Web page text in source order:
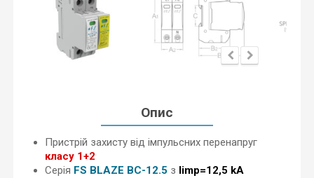
Опис
Пристрій захисту від імпульсних перенапруг
класу 1+2
Серія FS BLAZE BC-12.5 з Іimp=12,5 kA